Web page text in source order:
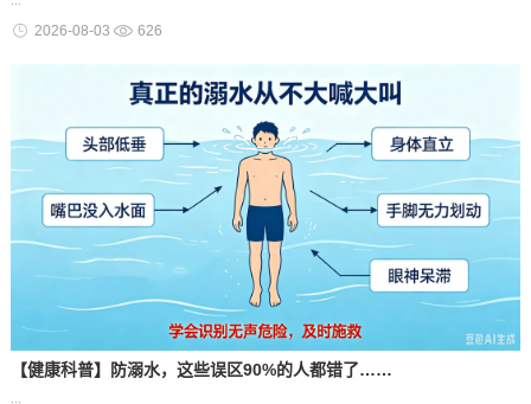
2026-08-03 626
【健康科普】防溺水，这些误区90%的人都错了……